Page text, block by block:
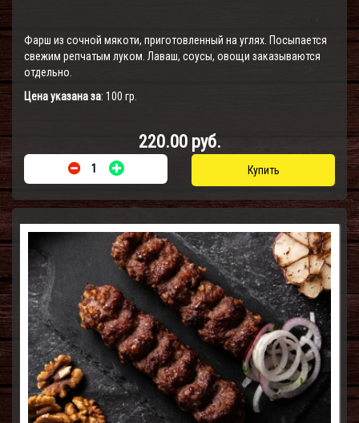
Фарш из сочной мякоти, приготовленный на углях. Посыпается
свежим репчатым луком. Лаваш, соусы, овощи заказываются
отдельно.
Цена указана за: 100 гр.
220.00 руб.
Купить